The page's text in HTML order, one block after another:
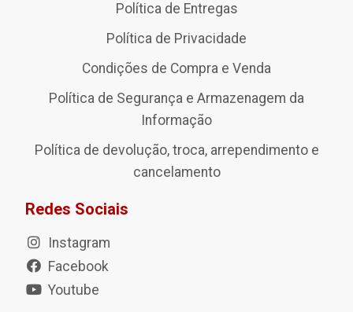
Política de Entregas
Política de Privacidade
Condições de Compra e Venda
Política de Segurança e Armazenagem da
Informação
Política de devolução, troca, arrependimento e
cancelamento
Redes Sociais
Instagram
Facebook
Youtube